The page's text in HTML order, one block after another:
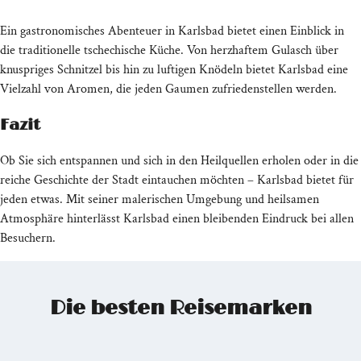
Ein gastronomisches Abenteuer in Karlsbad bietet einen Einblick in
die traditionelle tschechische Küche. Von herzhaftem Gulasch über
knuspriges Schnitzel bis hin zu luftigen Knödeln bietet Karlsbad eine
Vielzahl von Aromen, die jeden Gaumen zufriedenstellen werden.
Fazit
Ob Sie sich entspannen und sich in den Heilquellen erholen oder in die
reiche Geschichte der Stadt eintauchen möchten – Karlsbad bietet für
jeden etwas. Mit seiner malerischen Umgebung und heilsamen
Atmosphäre hinterlässt Karlsbad einen bleibenden Eindruck bei allen
Besuchern.
Die besten Reisemarken